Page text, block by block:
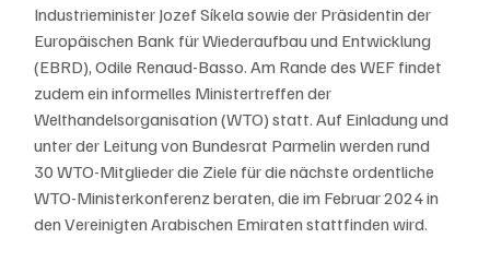
Industrieminister Jozef Síkela sowie der Präsidentin der
Europäischen Bank für Wiederaufbau und Entwicklung
(EBRD), Odile Renaud-Basso. Am Rande des WEF findet
zudem ein informelles Ministertreffen der
Welthandelsorganisation (WTO) statt. Auf Einladung und
unter der Leitung von Bundesrat Parmelin werden rund
30 WTO-Mitglieder die Ziele für die nächste ordentliche
WTO-Ministerkonferenz beraten, die im Februar 2024 in
den Vereinigten Arabischen Emiraten stattfinden wird.